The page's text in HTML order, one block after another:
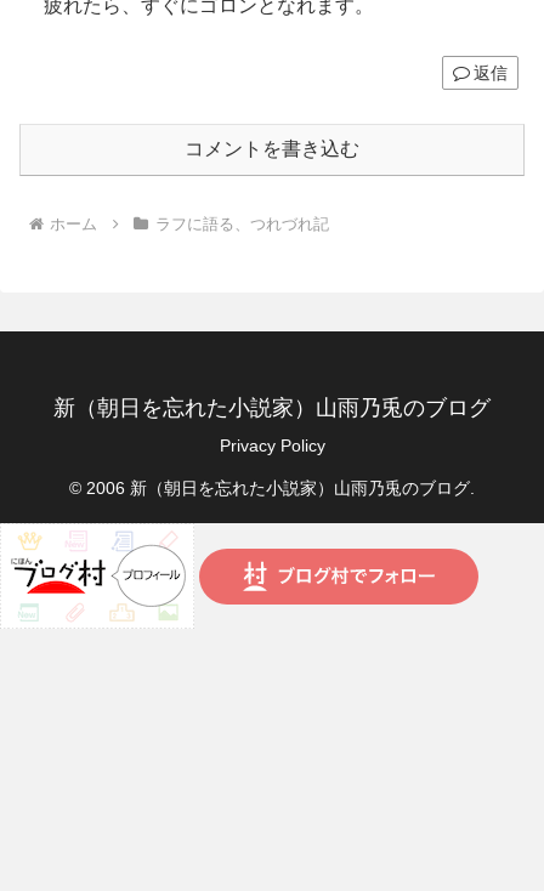
疲れたら、すぐにゴロンとなれます。
返信
コメントを書き込む
ホーム ラフに語る、つれづれ記
新（朝日を忘れた小説家）山雨乃兎のブログ
Privacy Policy
© 2006 新（朝日を忘れた小説家）山雨乃兎のブログ.